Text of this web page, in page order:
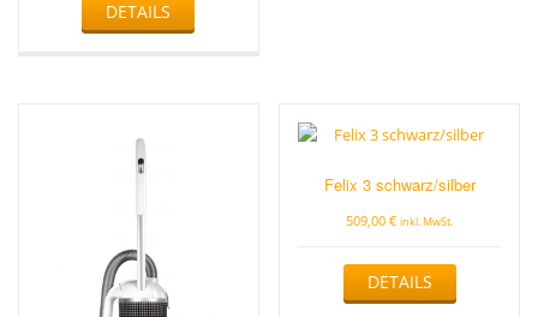
DETAILS
Felix 3 schwarz/silber
509,00€ inkl. MwSt.
DETAILS